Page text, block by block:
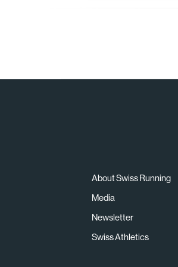
About Swiss Running
Media
Newsletter
Swiss Athletics